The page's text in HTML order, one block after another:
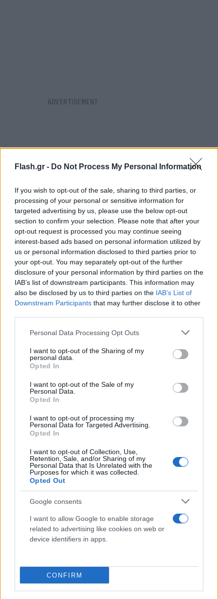
Flash.gr - Do Not Process My Personal Information
If you wish to opt-out of the sale, sharing to third parties, or
processing of your personal or sensitive information for
targeted advertising by us, please use the below opt-out
section to confirm your selection. Please note that after your
opt-out request is processed you may continue seeing
interest-based ads based on personal information utilized by
us or personal information disclosed to third parties prior to
your opt-out. You may separately opt-out of the further
disclosure of your personal information by third parties on the
IAB’s list of downstream participants. This information may
also be disclosed by us to third parties on the IAB’s List of
Downstream Participants that may further disclose it to other
Please note that this website/app uses one or more Google
not limited to your visit or usage behaviour. You may click to
grant or deny consent to Google and its third-party tags to
use your data for below specified purposes in below Google
consent section.
Personal Data Processing Opt Outs
I want to opt-out of the Sharing of my
personal data.
Opted In
I want to opt-out of the Sale of my
Personal Data.
Opted In
I want to opt-out of processing my
Personal Data for Targeted Advertising.
Opted In
I want to opt-out of Collection, Use,
Retention, Sale, and/or Sharing of my
Personal Data that Is Unrelated with the
Purposes for which it was collected.
Opted Out
Google consents
I want to allow Google to enable storage
related to advertising like cookies on web or
device identifiers in apps.
CONFIRM